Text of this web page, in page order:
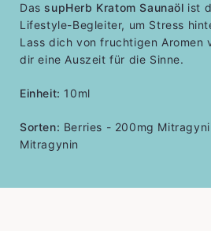
DassupHerb Kratom Saunaöl ist
Lifestyle-Begleiter, um Stress
Lass dich von fruchtigen Aromen
dir eine Auszeit für die Sinne.
Einheit: 10ml
Sorten: Berries - 200mg
Mitragynin